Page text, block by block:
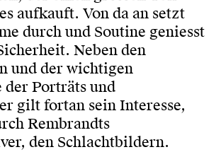
aufkauft. Von da an setzt
durch und Soutine geniesst
Neben den
und der wichtigen
der Porträts und
gilt fortan sein Interesse,
Rembrandts
den Schlachtbildern.